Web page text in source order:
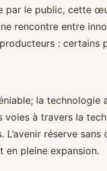
par le public, cette
rencontre entre
: certains
la
à travers la
réserve
en pleine expansion.